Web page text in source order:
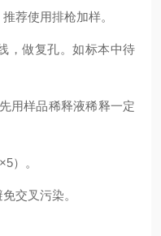
荐使用排枪加样。
，做复孔。如标本中待
用样品稀释液稀释一定
）。
交叉污染。